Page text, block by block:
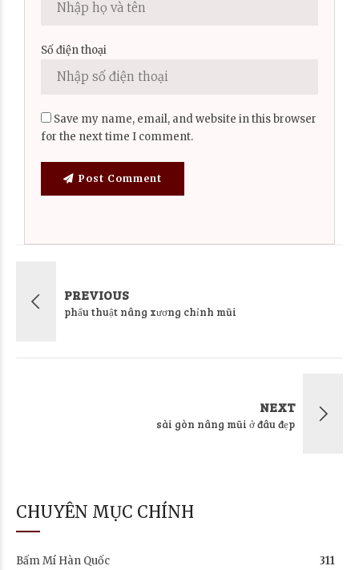
Số điện thoại
Save my name, email, and website in this browser
for the next time I comment.
Post Comment
PREVIOUS
phẩu thuật nâng xương chỉnh mũi
NEXT
sài gòn nâng mũi ở đâu đẹp
CHUYÊN MỤC CHÍNH
Bấm Mí Hàn Quốc 311